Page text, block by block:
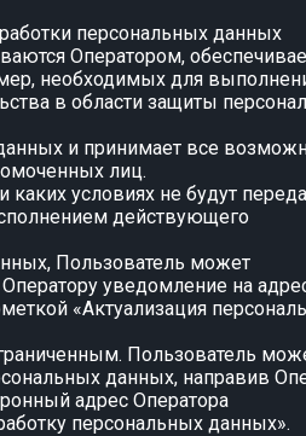
персональных данных
Оператором,
необходимых для
в области защиты
данных и принимает все
лиц.
условиях не будут
действующего
Пользователь может
Оператору уведомление на
«Актуализация
Пользователь
данных, направив
адрес Оператора
персональных данных».